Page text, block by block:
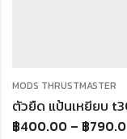
MODS THRUSTMASTER
฿400.00 – ฿